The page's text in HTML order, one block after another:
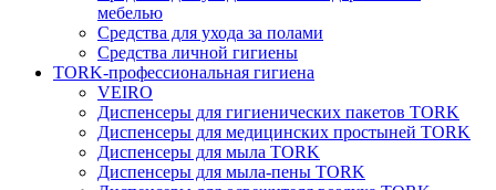
мебелью
Средства для ухода за полами
Средства личной гигиены
TORK-профессиональная гигиена
VEIRO
Диспенсеры для гигиенических пакетов TORK
Диспенсеры для медицинских простыней TORK
Диспенсеры для мыла TORK
Диспенсеры для мыла-пены TORK